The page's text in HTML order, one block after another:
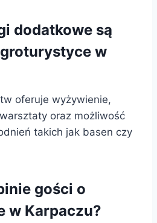
dodatkowe są
w
oferuje wyżywienie,
oraz możliwość
takich jak basen czy
gości o
w Karpaczu?